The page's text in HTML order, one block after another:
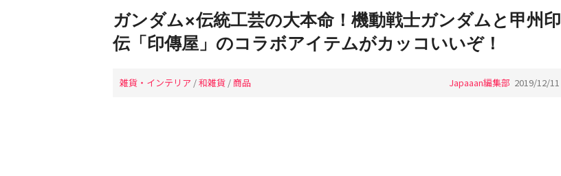
ガンダム×伝統工芸の大本命！機動戦士ガンダムと甲州印
伝「印傳屋」のコラボアイテムがカッコいいぞ！
雑貨・インテリア /和雑貨 / 商品 Japaaan編集部 2019/12/11